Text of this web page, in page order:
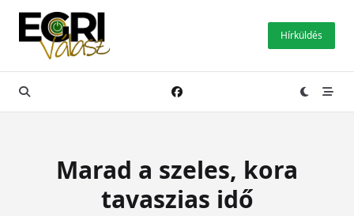
Skip
content
Hírküldés
Marad a szeles, kora
tavaszias idő